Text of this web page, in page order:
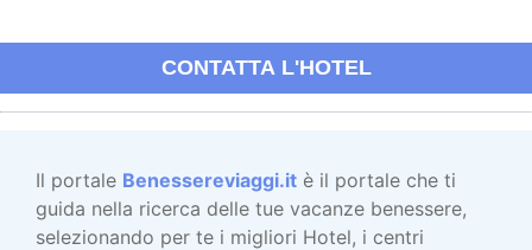
CONTATTA L'HOTEL
Il portale Benessereviaggi.it è il portale che ti
guida nella ricerca delle tue vacanze benessere,
selezionando per te i migliori Hotel, i centri